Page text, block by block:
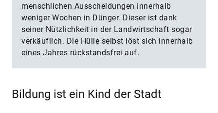
menschlichen Ausscheidungen innerhalb
weniger Wochen in Dünger. Dieser ist dank
seiner Nützlichkeit in der Landwirtschaft sogar
verkäuflich. Die Hülle selbst löst sich innerhalb
eines Jahres rückstandsfrei auf.
Bildung ist ein Kind der Stadt